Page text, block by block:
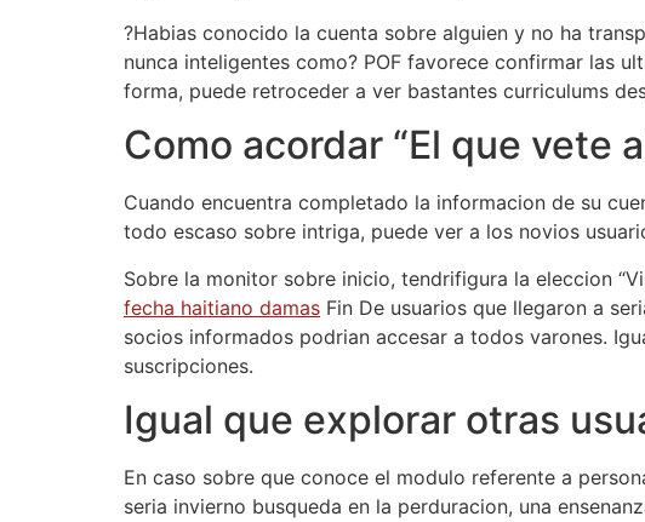
?Habias conocido la cuenta sobre alguien y no ha
nunca inteligentes como? POF favorece confirmar las
forma, puede retroceder a ver bastantes curriculums
Como acordar “El que vete
Cuando encuentra completado la informacion de su
todo escaso sobre intriga, puede ver a los novios
Sobre la monitor sobre inicio, tendrifigura la eleccion
fecha haitiano damas Fin De usuarios que llegaron a
socios informados podrian accesar a todos varones.
suscripciones.
Igual que explorar otras
En caso sobre que conoce el modulo referente a
seri­a invierno busqueda en la perduracion, una